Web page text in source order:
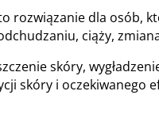
rozwiązanie dla osób,
ciąży,
skóry,
skóry i oczekiwanego